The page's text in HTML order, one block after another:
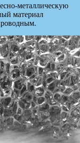
металлическую
материал